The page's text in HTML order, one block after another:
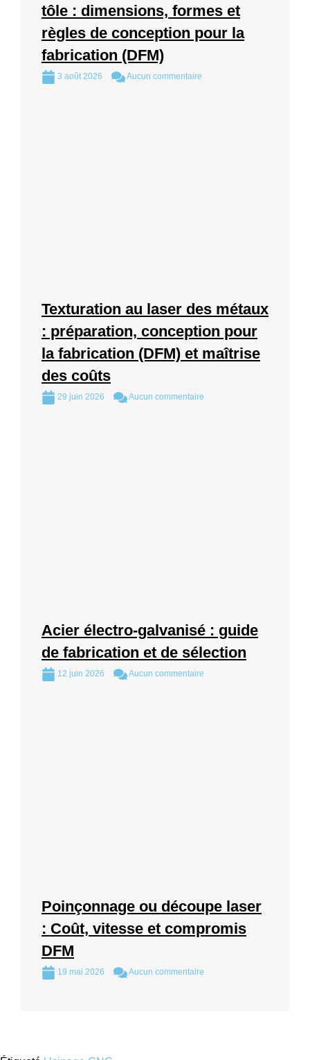
tôle : dimensions, formes et
règles de conception pour la
fabrication (DFM)
3 août 2026 Aucun commentaire
Texturation au laser des métaux
: préparation, conception pour
la fabrication (DFM) et maîtrise
des coûts
29 juin 2026 Aucun commentaire
Acier électro-galvanisé : guide
de fabrication et de sélection
12 juin 2026 Aucun commentaire
Poinçonnage ou découpe laser
: Coût, vitesse et compromis
DFM
19 mai 2026 Aucun commentaire